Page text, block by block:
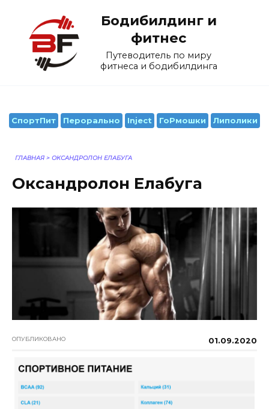
содержанию
Бодибилдинг и
фитнес
Путеводитель по миру
фитнеса и бодибилдинга
СпортПит Перорально Inject ГоРмошки Липолики
ГЛАВНАЯ > ОКСАНДРОЛОН ЕЛАБУГА
Оксандролон Елабуга
ОПУБЛИКОВАНО 01.09.2020